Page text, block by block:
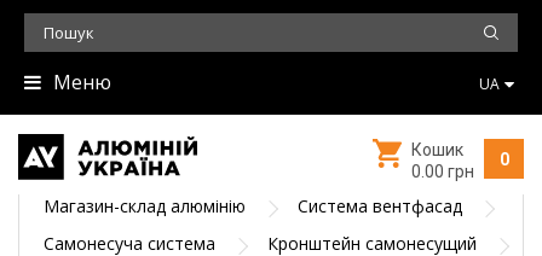
Меню UA
0
Кошик
0.00 грн
Магазин-склад алюмінію
Система вентфасад
Самонесуча система
Кронштейн самонесущий